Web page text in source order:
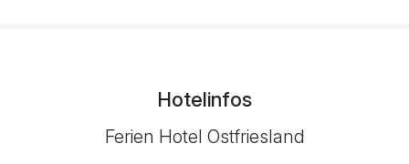
Hotelinfos
Ferien Hotel Ostfriesland